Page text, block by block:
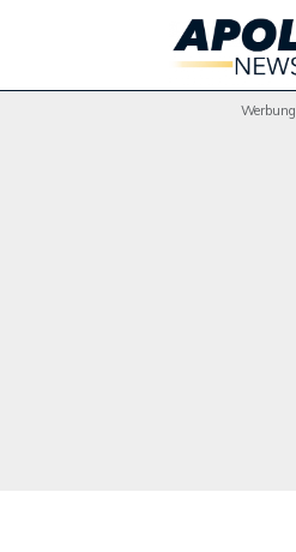
Werbung